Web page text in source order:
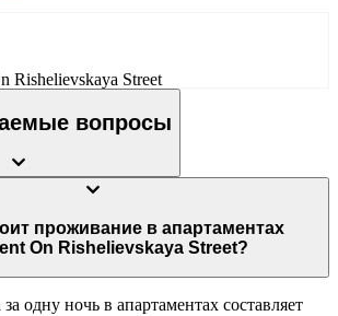
Rishelievskaya Street
вопросы
в апартаментах
On Rishelievskaya Street?
одну ночь в апартаментах составляет